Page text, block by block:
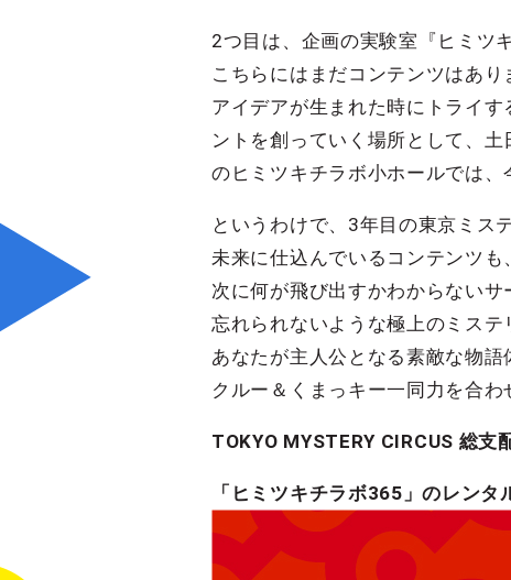
2つ目は、企画の実験室『ヒミツ
こちらにはまだコンテンツはあ
アイデアが生まれた時にトライ
ントを創っていく場所として、
のヒミツキチラボ小ホールでは、
というわけで、3年目の東京ミス
未来に仕込んでいるコンテンツも
次に何が飛び出すかわからないサ
忘れられないような極上のミステ
あなたが主人公となる素敵な物語
クルー＆くまっキー一同力を合
TOKYO MYSTERY CIRCUS 総
「ヒミツキチラボ365」のレン